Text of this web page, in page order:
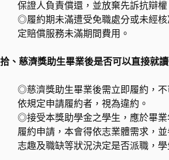
保證人負責償還，並放棄先訴抗辯權
◎履約期未滿遭受免職處分或未經
定賠償服務未滿期間費用。
拾、慈濟獎助生畢業後是否可以直接就
◎慈濟獎助生畢業後需立即履約，
依規定申請履約者，視為違約。
◎接受本獎助學金之學生，應於畢
履約申請，本會得依志業體需求，
志趣及職缺等狀況決定是否派職，學